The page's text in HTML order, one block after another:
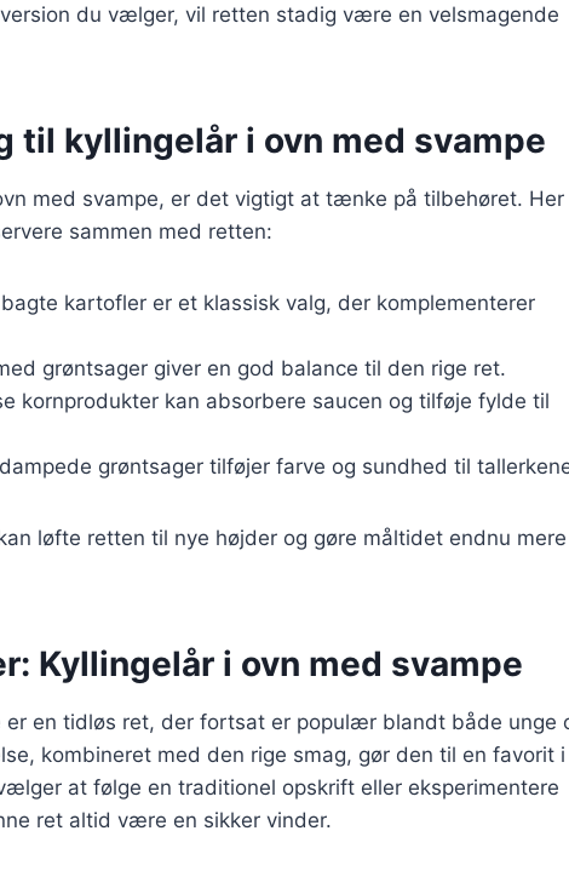
du vælger, vil retten stadig være en velsmagende
til kyllingelår i ovn med svampe
med svampe, er det vigtigt at tænke på tilbehøret. Her
sammen med retten:
kartofler er et klassisk valg, der komplementerer
grøntsager giver en god balance til den rige ret.
kornprodukter kan absorbere saucen og tilføje fylde til
grøntsager tilføjer farve og sundhed til
løfte retten til nye højder og gøre måltidet endnu mere
Kyllingelår i ovn med svampe
er en tidløs ret, der fortsat er populær blandt både unge
kombineret med den rige smag, gør den til en favorit i
at følge en traditionel opskrift eller eksperimentere
ret altid være en sikker vinder.